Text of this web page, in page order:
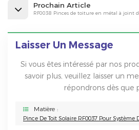
Prochain Article
RF0038 Pinces de toiture en métal à joint
Laisser Un Message
Si vous êtes intéressé par nos
savoir plus, veuillez laisser un
répondrons dès que
Matière :
Pince De Toit Solaire RF0037 Pour Système